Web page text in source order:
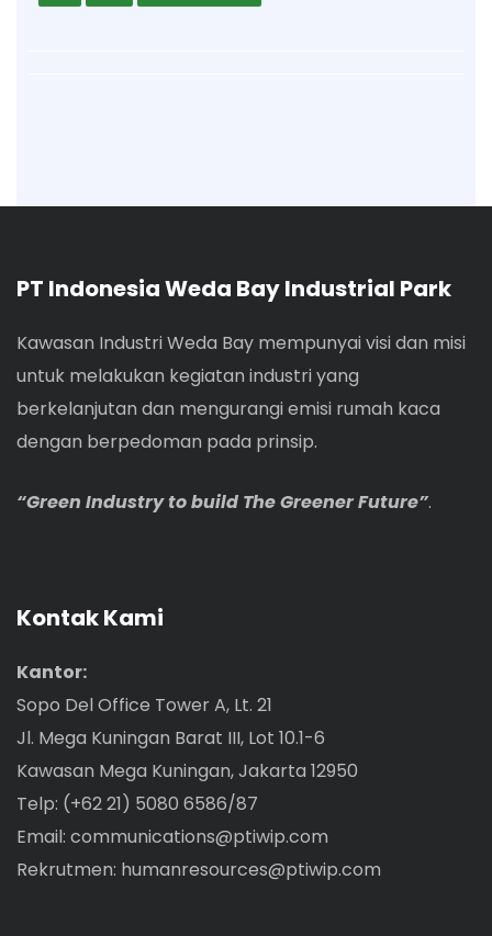
PT Indonesia Weda Bay Industrial Park
Kawasan Industri Weda Bay mempunyai visi dan misi
untuk melakukan kegiatan industri yang
berkelanjutan dan mengurangi emisi rumah kaca
dengan berpedoman pada prinsip.
“Green Industry to build The Greener Future”.
Kontak Kami
Kantor:
Sopo Del Office Tower A, Lt. 21
Jl. Mega Kuningan Barat III, Lot 10.1-6
Kawasan Mega Kuningan, Jakarta 12950
Telp: (+62 21) 5080 6586/87
Email: communications@ptiwip.com
Rekrutmen: humanresources@ptiwip.com